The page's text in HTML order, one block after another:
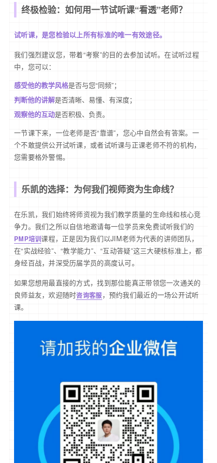
终极检验：如何用一节试听课“看透”老师？
试听课，是您检验以上所有标准的唯一有效途径。
我们强烈建议您，带着“考察”的目的去参加试听。在试听过程
中，您可以：
感受他的教学风格是否与您“同频”；
判断他的讲解是否清晰、易懂、有深度；
观察他的互动是否积极、负责。
一节课下来，一位老师是否“靠谱”，您心中自然会有答案。一
个不敢提供公开试听课，或者试听课与正课老师不符的机构，
您需要格外警惕。
乐凯的选择：为何我们视师资为生命线？
在乐凯，我们始终将师资视为我们教学质量的生命线和核心竞
争力。我们之所以自信地邀请每一位学员来免费试听我们的
PMP培训课程，正是因为我们以JIM老师为代表的讲师团队，
在“实战经验”、“教学能力”、“互动答疑”这三大硬核标准上，都
身经百战，并深受历届学员的高度认可。
如果您想用最直接的方式，找到那位能真正带领您一次通关的
良师益友，欢迎随时咨询客服，预约我们最近的一场公开试听
课。